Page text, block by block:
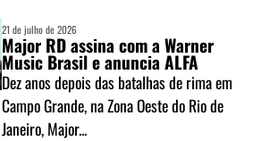
21 de julho de 2026
Major RD assina com a Warner
Music Brasil e anuncia ALFA
Dez anos depois das batalhas de rima em
Campo Grande, na Zona Oeste do Rio de
Janeiro, Major...